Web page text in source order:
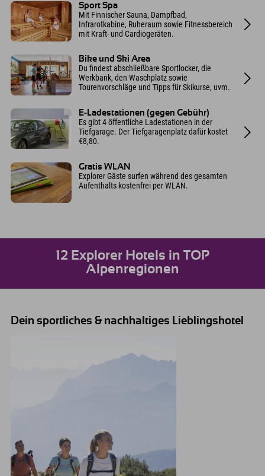
Sport Spa
Mit Finnischer Sauna, Dampfbad,
Infrarotkabine, Ruheraum sowie Fitnessbereich
mit Kraft- und Cardiogeräten.
Bike und Ski Area
Du findest abschließbare Sportlocker, die
Werkbank, den Waschplatz sowie
Tourenvorschläge und Tipps für Skikurse, uvm.
E-Ladestationen (gegen Gebühr)
Es gibt 4 öffentliche Ladestationen in der
Tiefgarage. Der Tiefgaragenplatz dafür kostet
€8,80.
Gratis WLAN
Explorer Gäste surfen während des gesamten
Aufenthalts kostenfrei per WLAN.
12 Explorer Hotels in TOP
Alpenregionen
Dein sportliches & nachhaltiges Lieblingshotel